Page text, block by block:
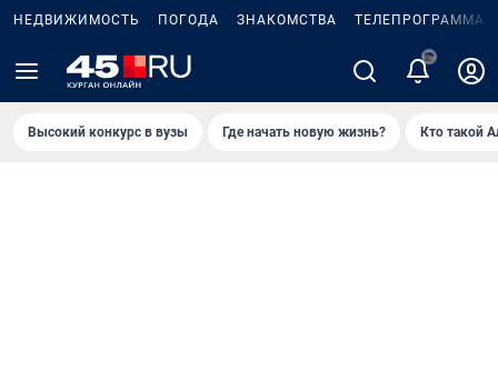
НЕДВИЖИМОСТЬ ПОГОДА ЗНАКОМСТВА ТЕЛЕПРОГРАММА
Высокий конкурс в вузы Где начать новую жизнь? Кто такой